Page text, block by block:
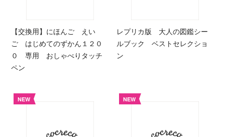
【交換用】にほんご えい
ご はじめてのずかん１２０
０ 専用 おしゃべりタッチ
ペン
レプリカ版 大人の図鑑シー
ルブック ベストセレクショ
ン
NEW NEW